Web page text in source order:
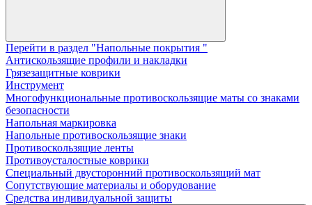
Перейти в раздел "Напольные покрытия "
Aнтискользящие профили и накладки
Грязезащитные коврики
Инструмент
Многофункциональные противоскользящие маты со знаками
безопасности
Напольная маркировка
Напольные противоскользящие знаки
Противоскользящие ленты
Противоусталостные коврики
Специальный двусторонний противоскользящий мат
Сопутствующие материалы и оборудование
Средства индивидуальной защиты